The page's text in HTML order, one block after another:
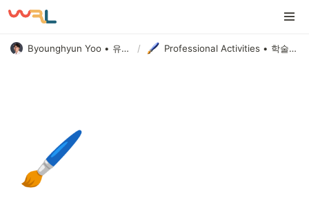
Byounghyun Yoo • 유병현 / Professional Activities • 학술활동
🖌️